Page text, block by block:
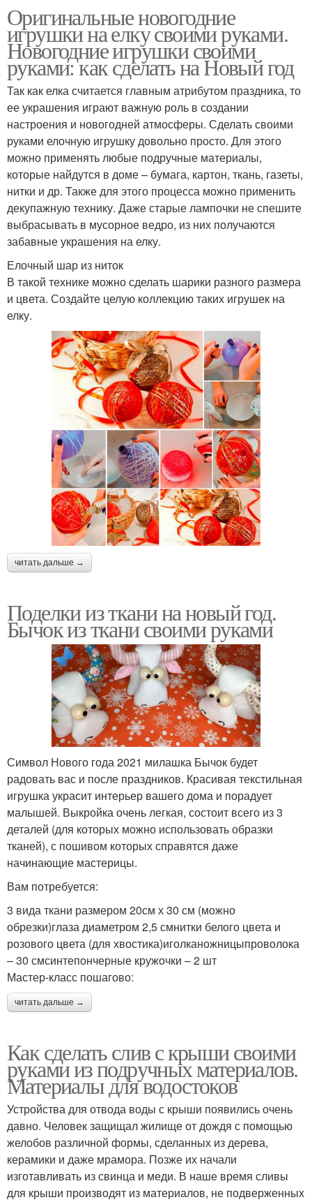
Оригинальные новогодние
игрушки на елку своими руками.
Новогодние игрушки своими
руками: как сделать на Новый год
Так как елка считается главным атрибутом праздника, то
ее украшения играют важную роль в создании
настроения и новогодней атмосферы. Сделать своими
руками елочную игрушку довольно просто. Для этого
можно применять любые подручные материалы,
которые найдутся в доме – бумага, картон, ткань, газеты,
нитки и др. Также для этого процесса можно применить
декупажную технику. Даже старые лампочки не спешите
выбрасывать в мусорное ведро, из них получаются
забавные украшения на елку.
Елочный шар из ниток
В такой технике можно сделать шарики разного размера
и цвета. Создайте целую коллекцию таких игрушек на
елку.
читать дальше →
Поделки из ткани на новый год.
Бычок из ткани своими руками
Символ Нового года 2021 милашка Бычок будет
радовать вас и после праздников. Красивая текстильная
игрушка украсит интерьер вашего дома и порадует
малышей. Выкройка очень легкая, состоит всего из 3
деталей (для которых можно использовать образки
тканей), с пошивом которых справятся даже
начинающие мастерицы.
Вам потребуется:
3 вида ткани размером 20см х 30 см (можно
обрезки)глаза диаметром 2,5 смнитки белого цвета и
розового цвета (для хвостика)иголканожницыпроволока
– 30 смсинтепончерные кружочки – 2 шт
Мастер-класс пошагово:
читать дальше →
Как сделать слив с крыши своими
руками из подручных материалов.
Материалы для водостоков
Устройства для отвода воды с крыши появились очень
давно. Человек защищал жилище от дождя с помощью
желобов различной формы, сделанных из дерева,
керамики и даже мрамора. Позже их начали
изготавливать из свинца и меди. В наше время сливы
для крыши производят из материалов, не подверженных